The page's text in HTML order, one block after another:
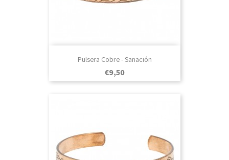
Pulsera Cobre - Sanación
Prezo
€9,50